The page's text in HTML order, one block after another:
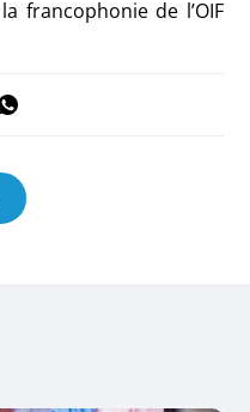
francophonie de l’OIF